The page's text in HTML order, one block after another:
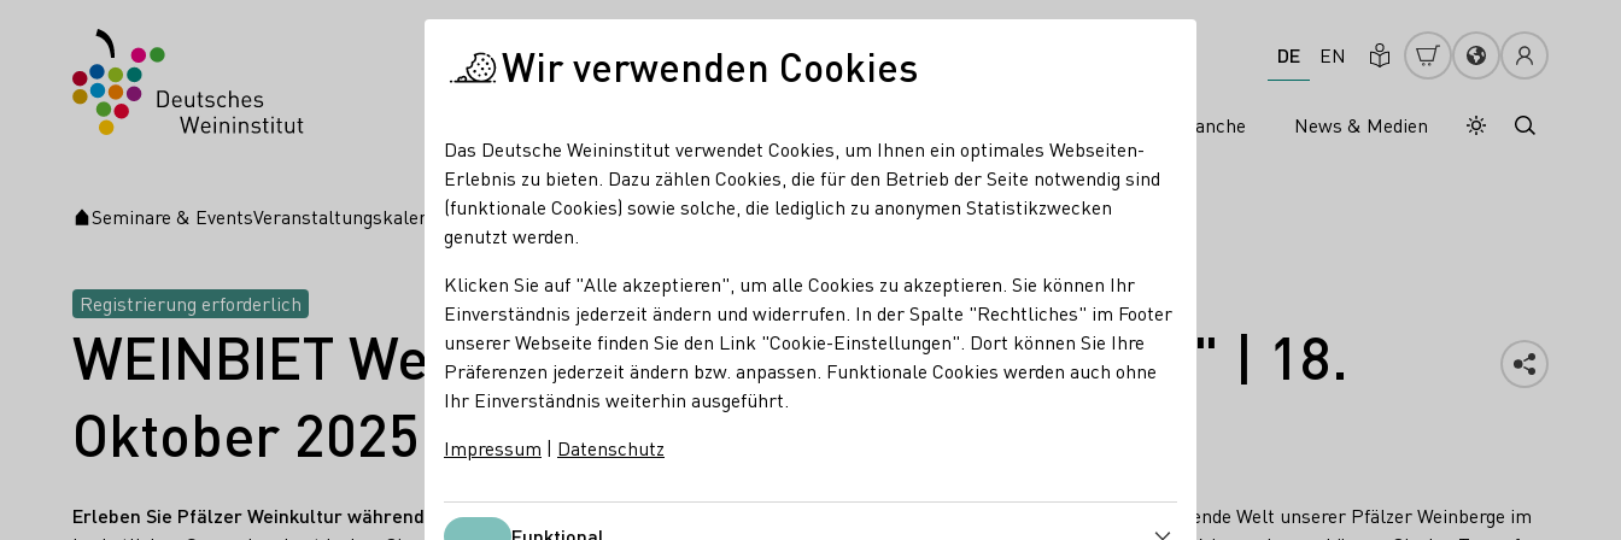
DE EN
Weinbranche News & Medien Tagesmodus
Nachtmodus
Startseite
Seminare & EventsVeranstaltungskalenderWEINBIET Weinwanderung
WEINBIET Weinwanderung "Die letzte Tour" | 18.
Oktober 2025
Registrierung erforderlich
Erleben Sie Pfälzer Weinkultur während einer genussvollen Wanderung durch unsere Weinberge!
Tauchen Sie ein in die faszinierende Welt unserer Pfälzer Weinberge im
Wir verwenden Cookies
Das Deutsche Weininstitut verwendet Cookies, um Ihnen ein optimales Webseiten-
Erlebnis zu bieten. Dazu zählen Cookies, die für den Betrieb der Seite notwendig sind
(funktionale Cookies) sowie solche, die lediglich zu anonymen Statistikzwecken
genutzt werden.
Klicken Sie auf "Alle akzeptieren", um alle Cookies zu akzeptieren. Sie können Ihr
Einverständnis jederzeit ändern und widerrufen. In der Spalte "Rechtliches" im Footer
unserer Webseite finden Sie den Link "Cookie-Einstellungen". Dort können Sie Ihre
Präferenzen jederzeit ändern bzw. anpassen. Funktionale Cookies werden auch ohne
Ihr Einverständnis weiterhin ausgeführt.
Impressum | Datenschutz